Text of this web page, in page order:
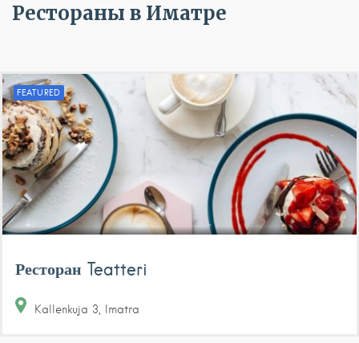
Рестораны в Иматре
FEATURED
Ресторан Teatteri
Kallenkuja 3 Imatra